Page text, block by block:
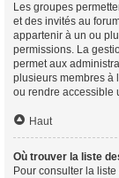
Les groupes
et des invités au
appartenir à un ou
permissions. La
permet aux
plusieurs membres à
ou rendre accessible
Haut
Où trouver la liste
Pour consulter la